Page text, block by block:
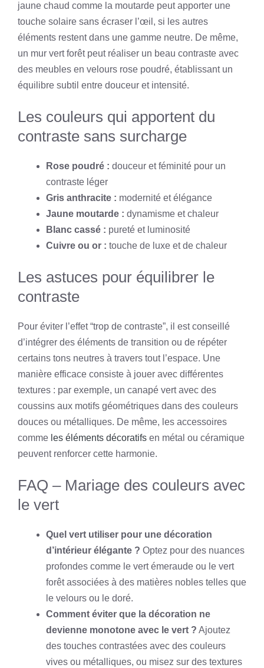
jaune chaud comme la moutarde peut apporter une
touche solaire sans écraser l’œil, si les autres
éléments restent dans une gamme neutre. De même,
un mur vert forêt peut réaliser un beau contraste avec
des meubles en velours rose poudré, établissant un
équilibre subtil entre douceur et intensité.
Les couleurs qui apportent du
contraste sans surcharge
Rose poudré : douceur et féminité pour un
contraste léger
Gris anthracite : modernité et élégance
Jaune moutarde : dynamisme et chaleur
Blanc cassé : pureté et luminosité
Cuivre ou or : touche de luxe et de chaleur
Les astuces pour équilibrer le
contraste
Pour éviter l’effet “trop de contraste”, il est conseillé
d’intégrer des éléments de transition ou de répéter
certains tons neutres à travers tout l’espace. Une
manière efficace consiste à jouer avec différentes
textures : par exemple, un canapé vert avec des
coussins aux motifs géométriques dans des couleurs
douces ou métalliques. De même, les accessoires
comme les éléments décoratifs en métal ou céramique
peuvent renforcer cette harmonie.
FAQ – Mariage des couleurs avec
le vert
Quel vert utiliser pour une décoration
d’intérieur élégante ? Optez pour des nuances
profondes comme le vert émeraude ou le vert
forêt associées à des matières nobles telles que
le velours ou le doré.
Comment éviter que la décoration ne
devienne monotone avec le vert ? Ajoutez
des touches contrastées avec des couleurs
vives ou métalliques, ou misez sur des textures